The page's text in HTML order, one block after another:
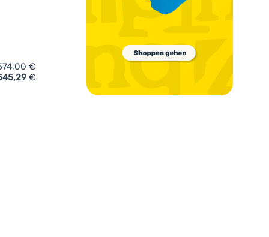
Kühlschrank Yolco GCX47' hinzufügen
€
€